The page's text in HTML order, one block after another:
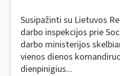
Susipažinti su Lietuvos
darbo inspekcijos prie
darbo ministerijos
vienos dienos
dienpinigius...